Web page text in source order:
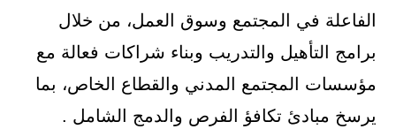
الفاعلة في المجتمع وسوق العمل، من خلال
برامج التأهيل والتدريب وبناء شراكات فعالة مع
مؤسسات المجتمع المدني والقطاع الخاص، بما
يرسخ مبادئ تكافؤ الفرص والدمج الشامل .